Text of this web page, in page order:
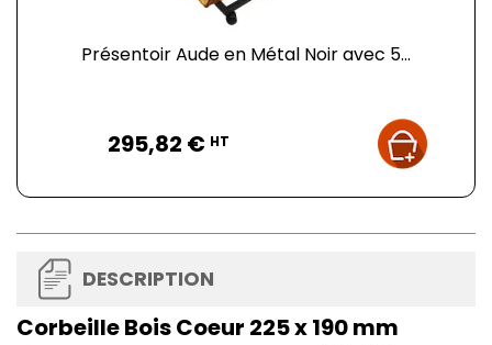
Présentoir Aude en Métal Noir avec 5...
295,82 € HT
DESCRIPTION
Corbeille Bois Coeur 225 x 190 mm